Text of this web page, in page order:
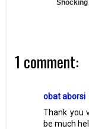
1 comment:
obat aborsi
Thank you
be much